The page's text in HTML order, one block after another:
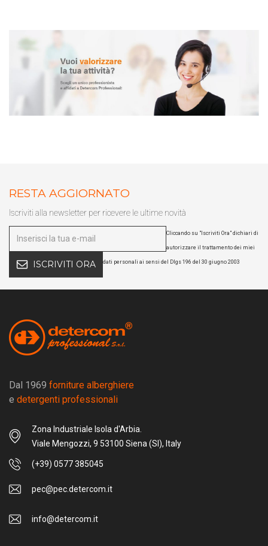
RESTA AGGIORNATO
Iscriviti alla newsletter per ricevere le ultime novità
ISCRIVITI ORA
Cliccando su "Iscriviti Ora" dichiari di
autorizzare il trattamento dei miei
dati personali ai sensi del Dlgs 196 del 30 giugno 2003
Dal 1969 forniture alberghiere
e detergenti professionali
Zona Industriale Isola d'Arbia.
Viale Mengozzi, 9 53100 Siena (SI), Italy
(+39) 0577 385045
pec@pec.detercom.it
info@detercom.it